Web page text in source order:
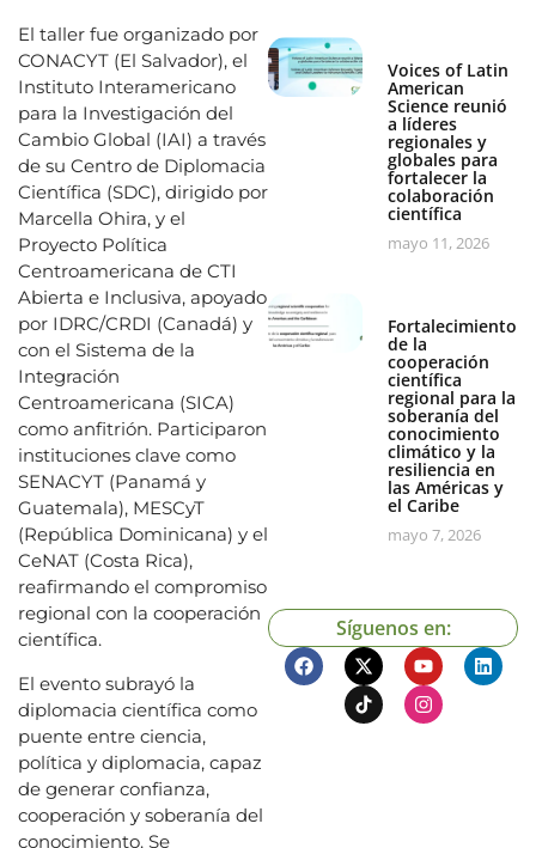
El taller fue organizado por
CONACYT (El Salvador), el
Instituto Interamericano
para la Investigación del
Cambio Global (IAI) a través
de su Centro de Diplomacia
Científica (SDC), dirigido por
Marcella Ohira, y el
Proyecto Política
Centroamericana de CTI
Abierta e Inclusiva, apoyado
por IDRC/CRDI (Canadá) y
con el Sistema de la
Integración
Centroamericana (SICA)
como anfitrión. Participaron
instituciones clave como
SENACYT (Panamá y
Guatemala), MESCyT
(República Dominicana) y el
CeNAT (Costa Rica),
reafirmando el compromiso
regional con la cooperación
científica.
El evento subrayó la
diplomacia científica como
puente entre ciencia,
política y diplomacia, capaz
de generar confianza,
cooperación y soberanía del
conocimiento. Se
Voices of Latin
American
Science reunió
a líderes
regionales y
globales para
fortalecer la
colaboración
científica
mayo 11, 2026
Fortalecimiento
de la
cooperación
científica
regional para la
soberanía del
conocimiento
climático y la
resiliencia en
las Américas y
el Caribe
mayo 7, 2026
Síguenos en: